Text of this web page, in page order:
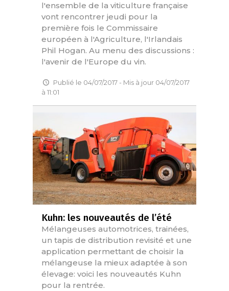
l'ensemble de la viticulture française
vont rencontrer jeudi pour la
première fois le Commissaire
européen à l'Agriculture, l'Irlandais
Phil Hogan. Au menu des discussions :
l'avenir de l'Europe du vin.
Publié le 04/07/2017 - Mis à jour 04/07/2017
à 11:01
Kuhn: les nouveautés de l’été
Mélangeuses automotrices, trainées,
un tapis de distribution revisité et une
application permettant de choisir la
mélangeuse la mieux adaptée à son
élevage: voici les nouveautés Kuhn
pour la rentrée.